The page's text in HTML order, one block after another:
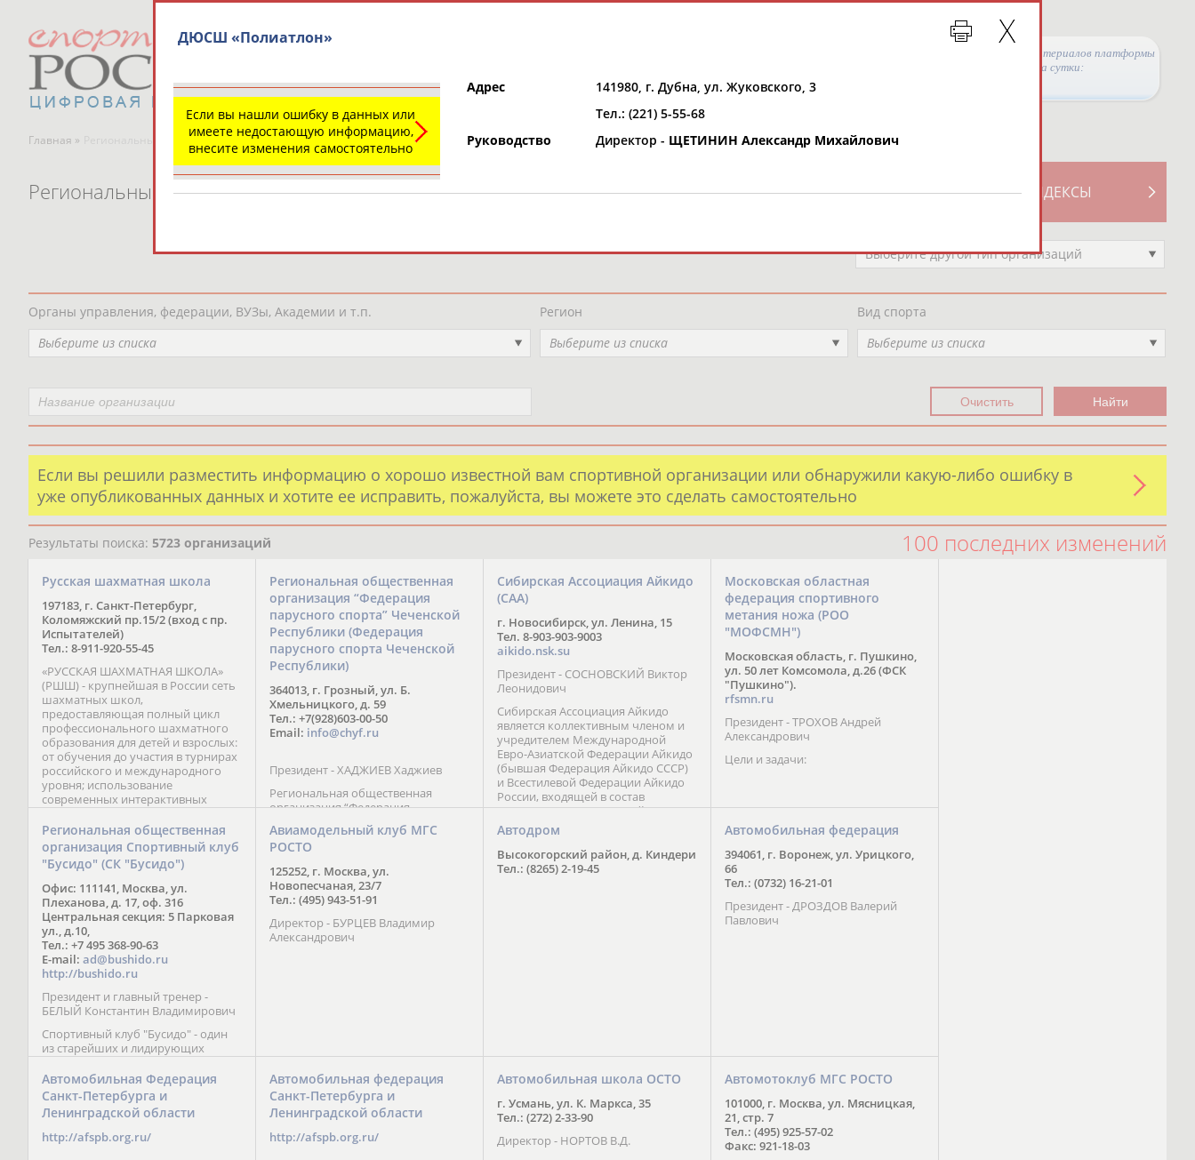
Просмотры материалов платформы
за сутки:
Главная » Региональные спортивные организации
СВОДНЫЕ ИНДЕКСЫ
ТАБЛО АКТИВНОСТИ
РЕСУРСНАЯ ПЛОЩАДКА
Региональные спортивные организации
Выберите другой тип организаций
Органы управления, федерации, ВУЗы, Академии и т.п.
Выберите из списка
Регион
Выберите из списка
Вид спорта
Выберите из списка
Если вы решили разместить информацию о хорошо известной вам спортивной организации или обнаружили какую-либо ошибку в
уже опубликованных данных и хотите ее исправить, пожалуйста, вы можете это сделать самостоятельно
Результаты поиска: 5723 организаций 100 последних изменений
Русская шахматная школа
197183, г. Санкт-Петербург,
Коломяжский пр.15/2 (вход с пр.
Испытателей)
Тел.: 8-911-920-55-45
«РУССКАЯ ШАХМАТНАЯ ШКОЛА»
(РШШ) - крупнейшая в России сеть
шахматных школ,
предоставляющая полный цикл
профессионального шахматного
образования для детей и взрослых:
от обучения до участия в турнирах
российского и международного
уровня; использование
современных интерактивных
методик подачи материала;
обучение на русском и английском
языках; специалисты с опытом
преподавания более 20 лет;
направленность на общее
развитие ребенка: проведение
творческих мастер-классов, уроков
по истории и литературе,
организация регулярных
шахматных сборов на спортивных
базах и в детских лагерях,
проведение встреч с выдающимися
шахматистами; корпоративное
обучение; онлайн обучение в
форме вебинаров и
индивидуальных занятий, круглые
столы российских и
международных тренеров,
трансляция мероприятий и
турниров.
Региональная общественная
организация “Федерация
парусного спорта” Чеченской
Республики (Федерация
парусного спорта Чеченской
Республики)
364013, г. Грозный, ул. Б.
Хмельницкого, д. 59
Тел.: +7(928)603-00-50
Email: info@chyf.ru
Президент - ХАДЖИЕВ Хаджиев
Региональная общественная
организация “Федерация
парусного спорта” Чеченской
Республики начала свою
деятельность в декабре 2016 года.
Миссия федерации состоит в
популяризации парусного спорта,
привлечении и содействии
развитию спорта в этом регионе и
спортсменов на российских и
международных соревнованиях.
Сибирская Ассоциация Айкидо
(САА)
г. Новосибирск, ул. Ленина, 15
Тел. 8-903-903-9003
aikido.nsk.su
Президент - СОСНОВСКИЙ Виктор
Леонидович
Сибирская Ассоциация Айкидо
является коллективным членом и
учредителем Международной
Евро-Азиатской Федерации Айкидо
(бывшая Федерация Айкидо СССР)
и Всестилевой Федерации Айкидо
России, входящей в состав
Национального Совета Айкидо
России, президентом которого
является С. В. Киреенко
Московская областная
федерация спортивного
метания ножа (РОО
"МОФСМН")
Московская область, г. Пушкино,
ул. 50 лет Комсомола, д.26 (ФСК
"Пушкино").
rfsmn.ru
Президент - ТРОХОВ Андрей
Александрович
Цели и задачи:
Региональная общественная
организация Спортивный клуб
"Бусидо" (СК "Бусидо")
Офис: 111141, Москва, ул.
Плеханова, д. 17, оф. 316
Центральная секция: 5 Парковая
ул., д.10,
Тел.: +7 495 368-90-63
E-mail: ad@bushido.ru
http://bushido.ru
Президент и главный тренер -
БЕЛЫЙ Константин Владимирович
Спортивный клуб "Бусидо" - один
из старейших и лидирующих
клубов России, изучающих и
развивающих различные боевые
искусства и, прежде всего, каратэ
Кёкусинкай - первого в мире стиля
контактного каратэ, получившего
огромное развитие во всем
мире. Однако, спектр интересов
Авиамодельный клуб МГС
РОСТО
125252, г. Москва, ул.
Новопесчаная, 23/7
Тел.: (495) 943-51-91
Директор - БУРЦЕВ Владимир
Александрович
Автодром
Высокогорский район, д. Киндери
Тел.: (8265) 2-19-45
Автомобильная федерация
394061, г. Воронеж, ул. Урицкого,
66
Тел.: (0732) 16-21-01
Президент - ДРОЗДОВ Валерий
Павлович
Автомобильная Федерация
Санкт-Петербурга и
Ленинградской области
http://afspb.org.ru/
Автомобильная федерация
Санкт-Петербурга и
Ленинградской области
http://afspb.org.ru/
Автомобильная школа ОСТО
г. Усмань, ул. К. Маркса, 35
Тел.: (272) 2-33-90
Директор - НОРТОВ В.Д.
Автомотоклуб МГС РОСТО
101000, г. Москва, ул. Мясницкая,
21, стр. 7
Тел.: (495) 925-57-02
Факс: 921-18-03
ДЮСШ «Полиатлон»
Если вы нашли ошибку в данных или
имеете недостающую информацию,
внесите изменения самостоятельно
Адрес
141980, г. Дубна, ул. Жуковского, 3
Тел.: (221) 5-55-68
Руководство
Директор - ЩЕТИНИН Александр Михайлович